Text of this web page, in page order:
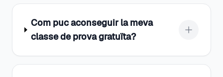
Com puc aconseguir la meva
classe de prova gratuïta?